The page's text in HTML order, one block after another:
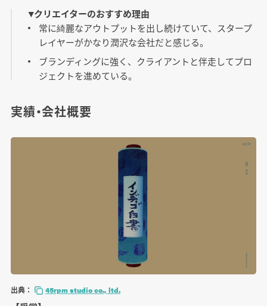
▼クリエイターのおすすめ理由
常に綺麗なアウトプットを出し続けていて、スタープ
レイヤーがかなり潤沢な会社だと感じる。
ブランディングに強く、クライアントと伴走してプロ
ジェクトを進めている。
実績・会社概要
出典： 45rpm studio co., ltd.